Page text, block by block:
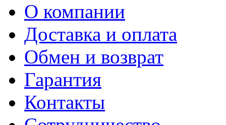
О компании
Доставка и оплата
Обмен и возврат
Гарантия
Контакты